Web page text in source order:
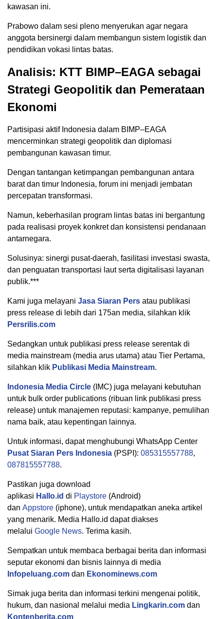
kawasan ini.
Prabowo dalam sesi pleno menyerukan agar negara
anggota bersinergi dalam membangun sistem logistik dan
pendidikan vokasi lintas batas.
Analisis: KTT BIMP–EAGA sebagai
Strategi Geopolitik dan Pemerataan
Ekonomi
Partisipasi aktif Indonesia dalam BIMP–EAGA
mencerminkan strategi geopolitik dan diplomasi
pembangunan kawasan timur.
Dengan tantangan ketimpangan pembangunan antara
barat dan timur Indonesia, forum ini menjadi jembatan
percepatan transformasi.
Namun, keberhasilan program lintas batas ini bergantung
pada realisasi proyek konkret dan konsistensi pendanaan
antarnegara.
Solusinya: sinergi pusat-daerah, fasilitasi investasi swasta,
dan penguatan transportasi laut serta digitalisasi layanan
publik.***
Kami juga melayani Jasa Siaran Pers atau publikasi
press release di lebih dari 175an media, silahkan klik
Persrilis.com
Sedangkan untuk publikasi press release serentak di
media mainstream (media arus utama) atau Tier Pertama,
silahkan klik Publikasi Media Mainstream.
Indonesia Media Circle (IMC) juga melayani kebutuhan
untuk bulk order publications (ribuan link publikasi press
release) untuk manajemen reputasi: kampanye, pemulihan
nama baik, atau kepentingan lainnya.
Untuk informasi, dapat menghubungi WhatsApp Center
Pusat Siaran Pers Indonesia (PSPI): 085315557788,
087815557788.
Pastikan juga download
aplikasi Hallo.id di Playstore (Android)
dan Appstore (iphone), untuk mendapatkan aneka artikel
yang menarik. Media Hallo.id dapat diakses
melalui Google News. Terima kasih.
Sempatkan untuk membaca berbagai berita dan informasi
seputar ekonomi dan bisnis lainnya di media
Infopeluang.com dan Ekonominews.com
Simak juga berita dan informasi terkini mengenai politik,
hukum, dan nasional melalui media Lingkarin.com dan
Kontenberita.com